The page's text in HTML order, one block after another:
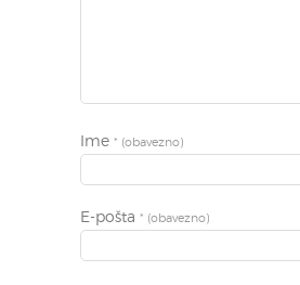
Ime * (obavezno)
E-pošta * (obavezno)